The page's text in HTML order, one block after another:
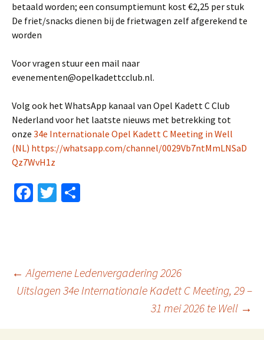
betaald worden; een consumptiemunt kost €2,25 per stuk
De friet/snacks dienen bij de frietwagen zelf afgerekend te
worden
Voor vragen stuur een mail naar
evenementen@opelkadettcclub.nl.
Volg ook het WhatsApp kanaal van Opel Kadett C Club
Nederland voor het laatste nieuws met betrekking tot
onze 34e Internationale Opel Kadett C Meeting in Well
(NL) https://whatsapp.com/channel/0029Vb7ntMmLNSaD
Qz7WvH1z
Fa
o
k
T
Berichtnavigatie
← Algemene Ledenvergadering 2026
Uitslagen 34e Internationale Kadett C Meeting, 29 –
31 mei 2026 te Well →